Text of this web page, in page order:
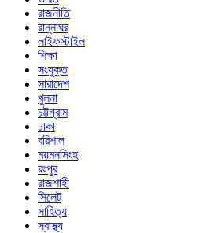
রাজনীতি
রান্নাঘর
লাইফস্টাইল
শিক্ষা
সংযুক্ত
সারাদেশ
খুলনা
চট্টগ্রাম
ঢাকা
বরিশাল
ময়মনসিংহ
রংপুর
রাজশাহী
সিলেট
সাহিত্য
স্বাস্থ্য